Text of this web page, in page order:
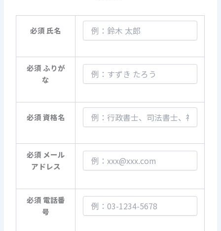
必須 氏名
必須ふりが
な
必須資格名
必須 メール
アドレス
必須 電話番
号